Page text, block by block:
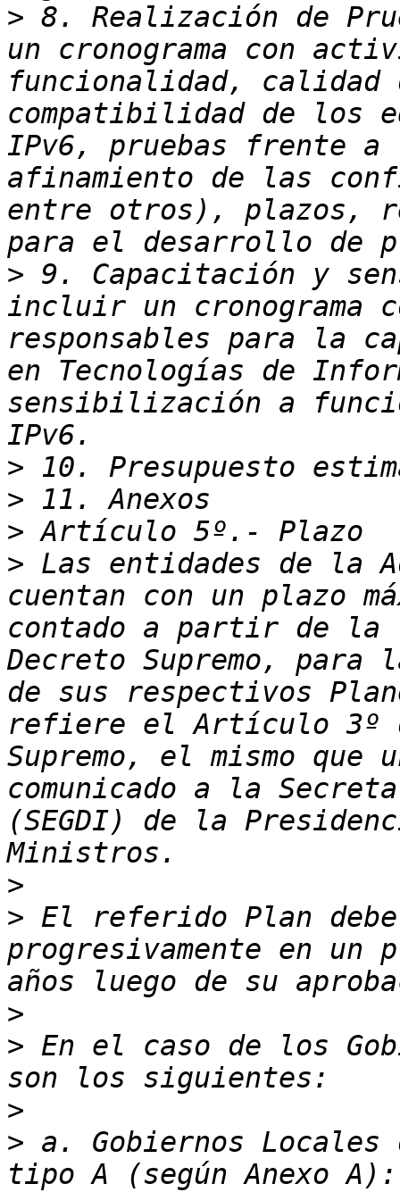
> 8. Realización de
un cronograma con
funcionalidad,
compatibilidad de los
IPv6, pruebas frente
afinamiento de las
entre otros), plazos,
> 9. Capacitación y
incluir un cronograma
responsables para la
en Tecnologías de
sensibilización a
>
>
>
> Las entidades de la
cuentan con un plazo
contado a partir de la
Decreto Supremo, para
de sus respectivos
refiere el Artículo 3º
Supremo, el mismo que
comunicado a la
(SEGDI) de la
>
> El referido Plan debe
progresivamente en un
>
> En el caso de los
>
> a. Gobiernos